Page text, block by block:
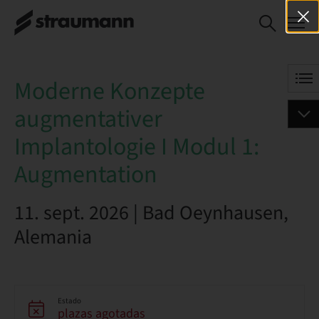
Moderne Konzepte augmentativer
Implantologie I Modul 1: Augmentation
Moderne Konzepte
augmentativer
Implantologie I Modul 1:
Augmentation
11. sept. 2026 | Bad Oeynhausen,
Alemania
Estado
plazas agotadas